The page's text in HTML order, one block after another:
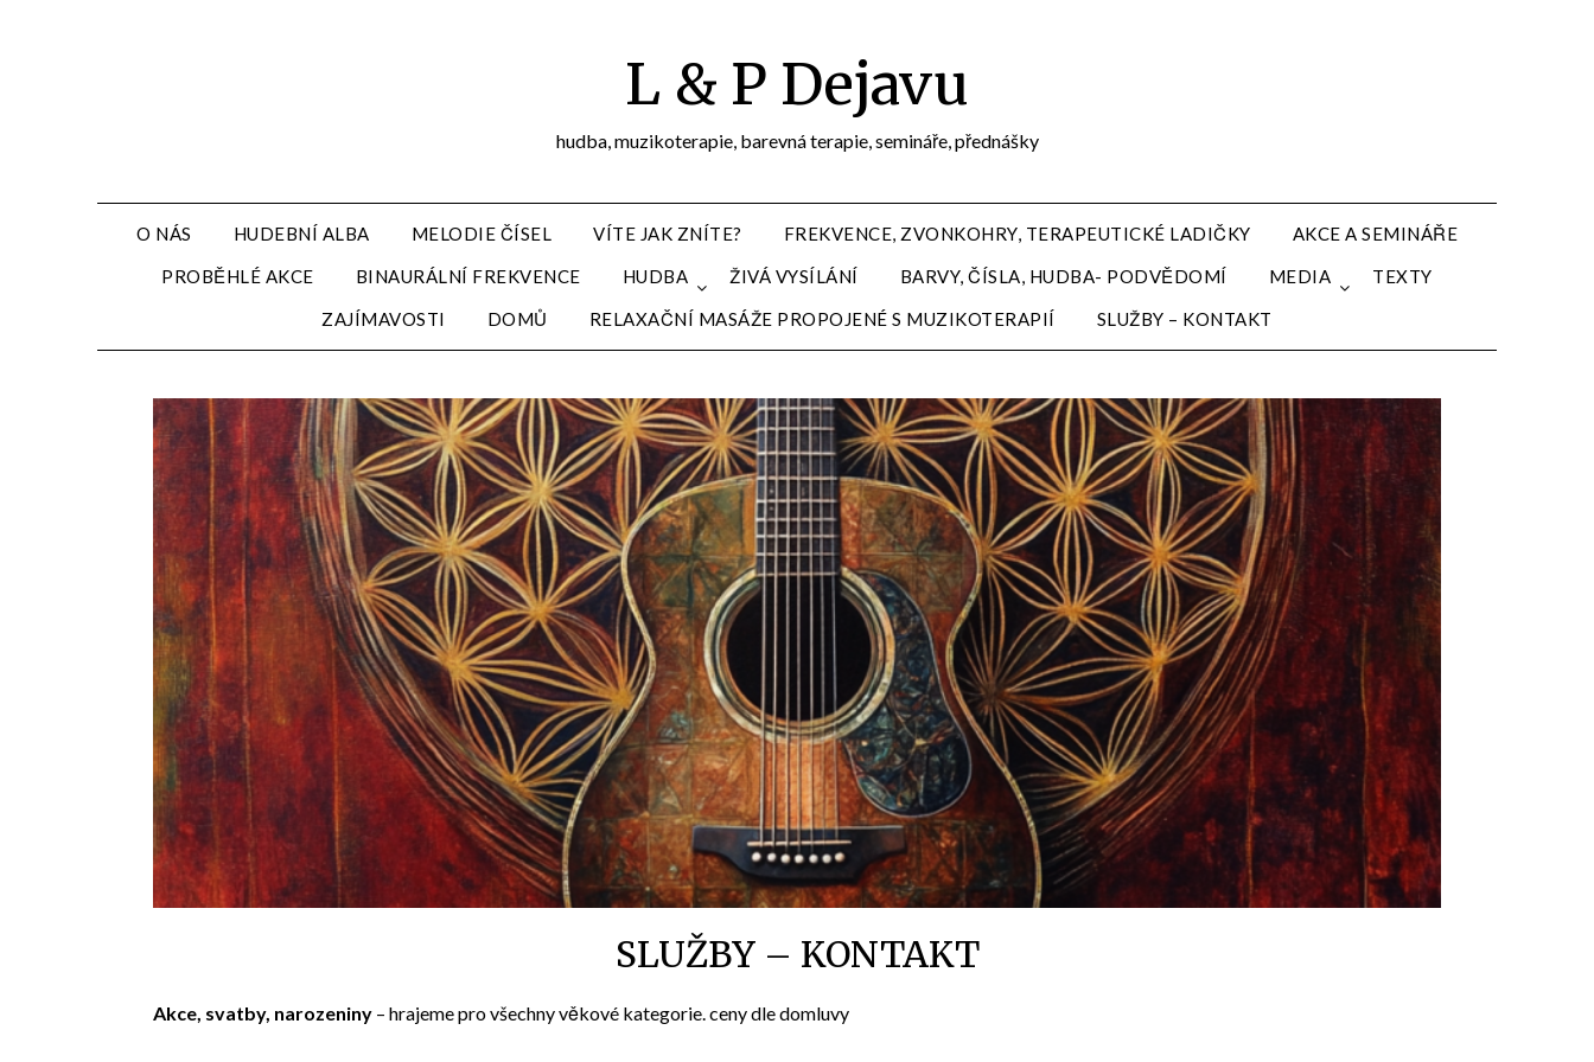
L & P Dejavu
hudba, muzikoterapie, barevná terapie, semináře, přednášky
O NÁS HUDEBNÍ ALBA MELODIE ČÍSEL VÍTE JAK ZNÍTE? FREKVENCE, ZVONKOHRY, TERAPEUTICKÉ LADIČKY
AKCE A SEMINÁŘE
PROBĚHLÉ AKCE
BINAURÁLNÍ FREKVENCE HUDBA ŽIVÁ VYSÍLÁNÍ BARVY, ČÍSLA, HUDBA- PODVĚDOMÍ MEDIA
TEXTY
ZAJÍMAVOSTI
DOMŮ RELAXAČNÍ MASÁŽE PROPOJENÉ S MUZIKOTERAPIÍ SLUŽBY – KONTAKT
SLUŽBY – KONTAKT
Akce, svatby, narozeniny – hrajeme pro všechny věkové kategorie. ceny dle domluvy